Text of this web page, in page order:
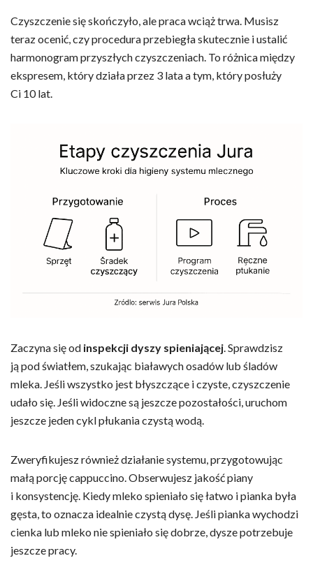
Czyszczenie się skończyło, ale praca wciąż trwa. Musisz
teraz ocenić, czy procedura przebiegła skutecznie i ustalić
harmonogram przyszłych czyszczeniach. To różnica między
ekspresem, który działa przez 3 lata a tym, który posłuży
Ci 10 lat.
Zaczyna się od inspekcji dyszy spieniającej. Sprawdzisz
ją pod światłem, szukając białawych osadów lub śladów
mleka. Jeśli wszystko jest błyszczące i czyste, czyszczenie
udało się. Jeśli widoczne są jeszcze pozostałości, uruchom
jeszcze jeden cykl płukania czystą wodą.
Zweryfikujesz również działanie systemu, przygotowując
małą porcję cappuccino. Obserwujesz jakość piany
i konsystencję. Kiedy mleko spieniało się łatwo i pianka była
gęsta, to oznacza idealnie czystą dysę. Jeśli pianka wychodzi
cienka lub mleko nie spieniało się dobrze, dysze potrzebuje
jeszcze pracy.